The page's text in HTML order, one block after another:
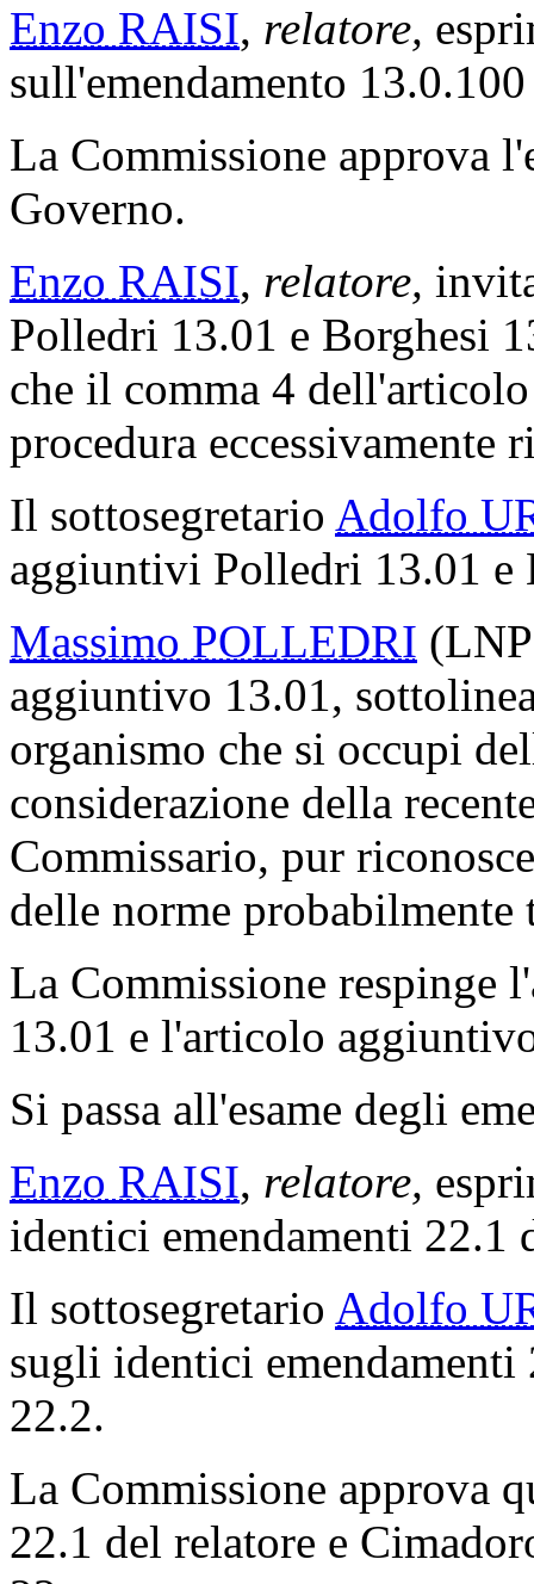
Enzo RAISI, relatore,
sull'emendamento
La Commissione approva
Governo.
Enzo RAISI, relatore,
Polledri 13.01 e Borghesi
che il comma 4
procedura eccessivamente
Il sottosegretario Adolfo
aggiuntivi Polledri 13.01 e
Massimo POLLEDRI
aggiuntivo 13.01,
organismo che si occupi
considerazione della
Commissario, pur
delle norme
La Commissione
13.01 e l'articolo
Si passa all'esame degli
Enzo RAISI, relatore,
identici emendamenti 22.1
Il sottosegretario Adolfo
sugli identici
22.2.
La Commissione approva
22.1 del relatore e